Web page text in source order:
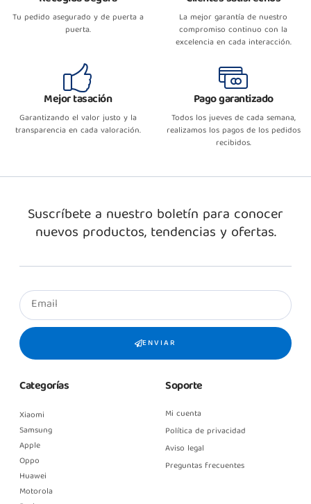
Tu pedido asegurado y de puerta a
puerta.
La mejor garantía de nuestro
compromiso continuo con la
excelencia en cada interacción.
Mejor tasación
Garantizando el valor justo y la
transparencia en cada valoración.
Pago garantizado
Todos los jueves de cada semana,
realizamos los pagos de los pedidos
recibidos.
Suscríbete a nuestro boletín para conocer
nuevos productos, tendencias y ofertas.
ENVIAR
Categorías
Xiaomi
Samsung
Apple
Oppo
Huawei
Motorola
Soporte
Mi cuenta
Política de privacidad
Aviso legal
Preguntas frecuentes